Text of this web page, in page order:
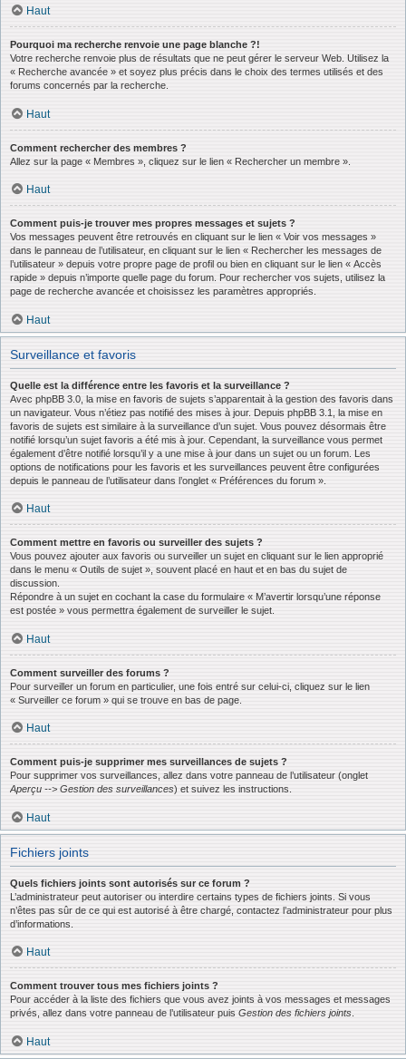
Haut
Pourquoi ma recherche renvoie une page blanche ?!
Votre recherche renvoie plus de résultats que ne peut gérer le serveur Web. Utilisez la
« Recherche avancée » et soyez plus précis dans le choix des termes utilisés et des
forums concernés par la recherche.
Haut
Comment rechercher des membres ?
Allez sur la page « Membres », cliquez sur le lien « Rechercher un membre ».
Haut
Comment puis-je trouver mes propres messages et sujets ?
Vos messages peuvent être retrouvés en cliquant sur le lien « Voir vos messages »
dans le panneau de l’utilisateur, en cliquant sur le lien « Rechercher les messages de
l’utilisateur » depuis votre propre page de profil ou bien en cliquant sur le lien « Accès
rapide » depuis n’importe quelle page du forum. Pour rechercher vos sujets, utilisez la
page de recherche avancée et choisissez les paramètres appropriés.
Haut
Surveillance et favoris
Quelle est la différence entre les favoris et la surveillance ?
Avec phpBB 3.0, la mise en favoris de sujets s’apparentait à la gestion des favoris dans
un navigateur. Vous n’étiez pas notifié des mises à jour. Depuis phpBB 3.1, la mise en
favoris de sujets est similaire à la surveillance d’un sujet. Vous pouvez désormais être
notifié lorsqu’un sujet favoris a été mis à jour. Cependant, la surveillance vous permet
également d’être notifié lorsqu’il y a une mise à jour dans un sujet ou un forum. Les
options de notifications pour les favoris et les surveillances peuvent être configurées
depuis le panneau de l’utilisateur dans l’onglet « Préférences du forum ».
Haut
Comment mettre en favoris ou surveiller des sujets ?
Vous pouvez ajouter aux favoris ou surveiller un sujet en cliquant sur le lien approprié
dans le menu « Outils de sujet », souvent placé en haut et en bas du sujet de
discussion.
Répondre à un sujet en cochant la case du formulaire « M’avertir lorsqu’une réponse
est postée » vous permettra également de surveiller le sujet.
Haut
Comment surveiller des forums ?
Pour surveiller un forum en particulier, une fois entré sur celui-ci, cliquez sur le lien
« Surveiller ce forum » qui se trouve en bas de page.
Haut
Comment puis-je supprimer mes surveillances de sujets ?
Pour supprimer vos surveillances, allez dans votre panneau de l’utilisateur (onglet
Aperçu --> Gestion des surveillances) et suivez les instructions.
Haut
Fichiers joints
Quels fichiers joints sont autorisés sur ce forum ?
L’administrateur peut autoriser ou interdire certains types de fichiers joints. Si vous
n’êtes pas sûr de ce qui est autorisé à être chargé, contactez l’administrateur pour plus
d’informations.
Haut
Comment trouver tous mes fichiers joints ?
Pour accéder à la liste des fichiers que vous avez joints à vos messages et messages
privés, allez dans votre panneau de l’utilisateur puis Gestion des fichiers joints
Haut